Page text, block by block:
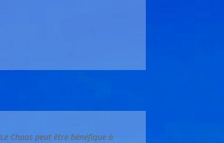
Le Chaos peut être bénéfique à